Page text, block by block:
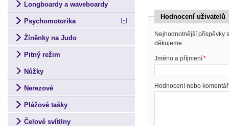
Hodnocení uživatelů
Nejhodnotnější příspěvky
děkujeme.
Jméno a příjmení*
Hodnocení nebo komentář
Longboardy a waveboardy
Psychomotorika
Žíněnky na Judo
Pitný režim
Nůžky
Nerezové
Plážové tašky
Čelové svítilny